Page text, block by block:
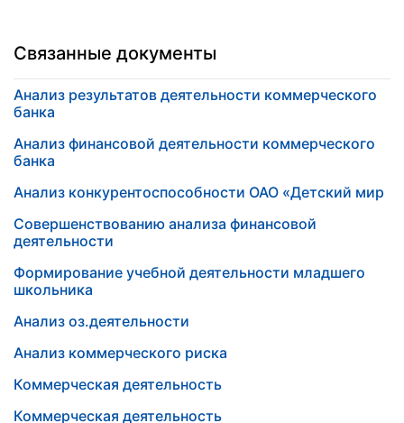
Связанные документы
Анализ результатов деятельности коммерческого
банка
Анализ финансовой деятельности коммерческого
банка
Анализ конкурентоспособности ОАО «Детский мир
Совершенствованию анализа финансовой
деятельности
Формирование учебной деятельности младшего
школьника
Анализ оз.деятельности
Анализ коммерческого риска
Коммерческая деятельность
Коммерческая деятельность